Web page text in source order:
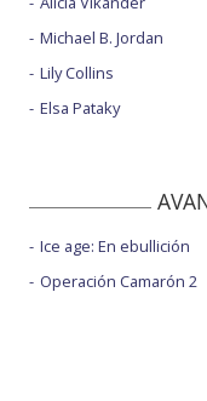
Michael B. Jordan
Lily Collins
Elsa Pataky
Ice age: En ebullición
Operación Camarón 2